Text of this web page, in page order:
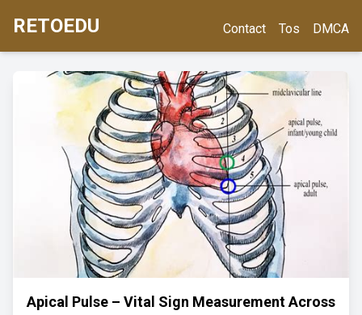
RETOEDU Contact Tos DMCA
Apical Pulse – Vital Sign Measurement Across